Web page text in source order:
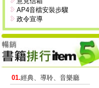
AP4音檔安裝步驟
政令宣導
01.經典、導聆、音樂廳